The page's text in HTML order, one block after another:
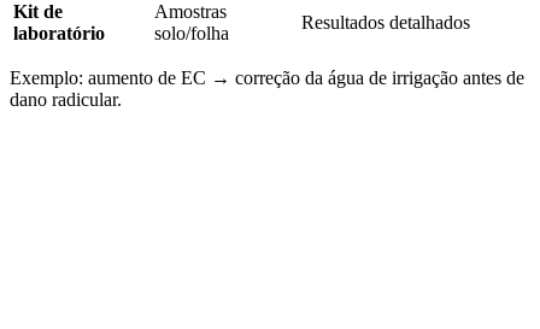
Kit de
laboratório
Amostras
solo/folha
Resultados detalhados
Exemplo: aumento de EC → correção da água de irrigação antes de
dano radicular.